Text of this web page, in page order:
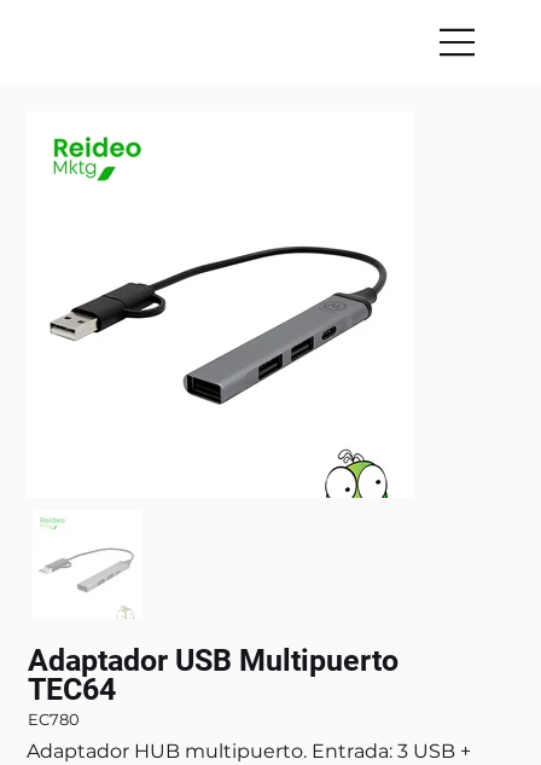
Adaptador USB Multipuerto
TEC64
EC780
Adaptador HUB multipuerto. Entrada: 3 USB +